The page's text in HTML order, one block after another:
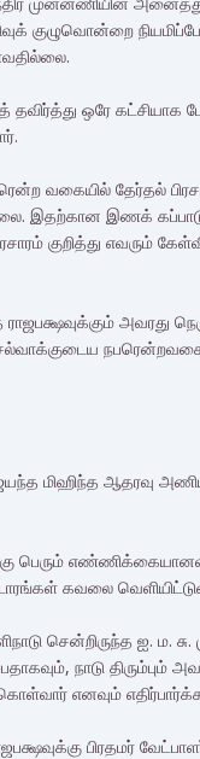
குழுவொன்றை
ஒரே கட்சியாக
வகையில் தேர்தல்
இதற்கான இணக்
குறித்து எவரும்
அவரது
மிஹிந்த ஆதரவு
பெரும்
கவலை
சென்றிருந்த ஐ. ம.
நாடு திரும்பும்
எனவும்
பிரதமர்